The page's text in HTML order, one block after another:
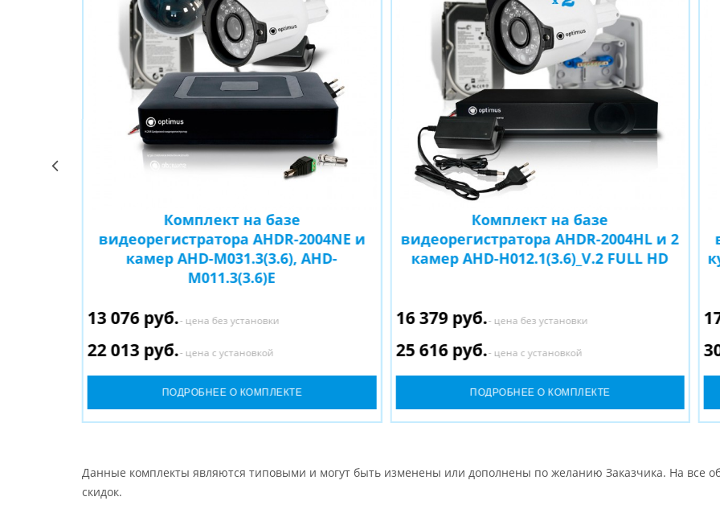
Комплект на базе
видеорегистратора AHDR-2004NE и
камер AHD-M031.3(3.6), AHD-
M011.3(3.6)E
13 076 руб.- цена без установки
22 013 руб.- цена с установкой
ПОДРОБНЕЕ О КОМПЛЕКТЕ
Комплект на базе
видеорегистратора AHDR-2004HL и 2
камер AHD-H012.1(3.6)_V.2 FULL HD
16 379 руб.- цена без установки
25 616 руб.- цена с установкой
ПОДРОБНЕЕ О КОМПЛЕКТЕ
Данные комплекты являются типовыми и могут быть изменены или дополнены по желанию Заказчика. На все
скидок.